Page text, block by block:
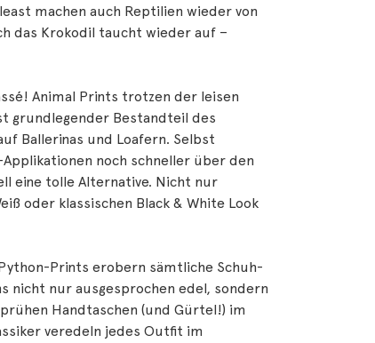
machen auch Reptilien wieder von
das Krokodil taucht wieder auf –
Animal Prints trotzen der leisen
grundlegender Bestandteil des
Ballerinas und Loafern. Selbst
noch schneller über den
eine tolle Alternative. Nicht nur
oder klassischen Black & White Look
Prints erobern sämtliche Schuh-
nicht nur ausgesprochen edel, sondern
Handtaschen (und Gürtel!) im
veredeln jedes Outfit im